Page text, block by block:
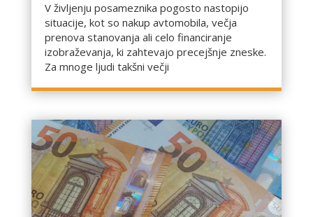
V življenju posameznika pogosto nastopijo
situacije, kot so nakup avtomobila, večja
prenova stanovanja ali celo financiranje
izobraževanja, ki zahtevajo precejšnje zneske.
Za mnoge ljudi takšni večji